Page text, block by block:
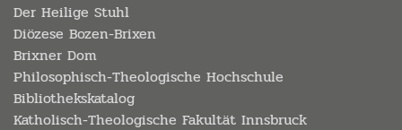
Der Heilige Stuhl
Diözese Bozen-Brixen
Brixner Dom
Philosophisch-Theologische Hochschule
Bibliothekskatalog
Katholisch-Theologische Fakultät Innsbruck